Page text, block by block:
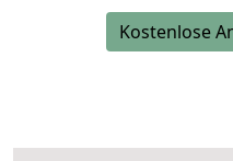
Kostenlose